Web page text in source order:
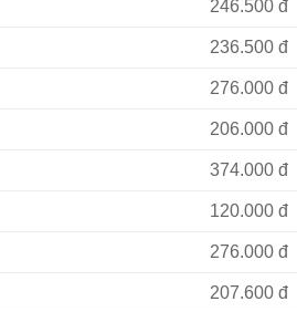
246.500 đ
236.500 đ
276.000 đ
206.000 đ
374.000 đ
120.000 đ
276.000 đ
207.600 đ